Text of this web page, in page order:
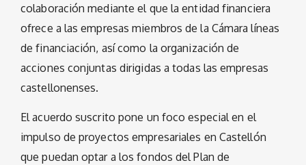
colaboración mediante el que la entidad financiera
ofrece a las empresas miembros de la Cámara líneas
de financiación, así como la organización de
acciones conjuntas dirigidas a todas las empresas
castellonenses.
El acuerdo suscrito pone un foco especial en el
impulso de proyectos empresariales en Castellón
que puedan optar a los fondos del Plan de